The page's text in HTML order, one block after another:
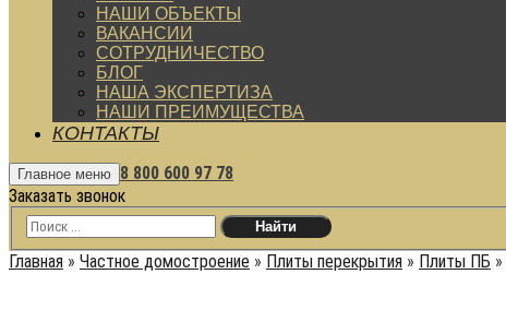
НАШИ ОБЪЕКТЫ
ВАКАНСИИ
СОТРУДНИЧЕСТВО
БЛОГ
НАША ЭКСПЕРТИЗА
НАШИ ПРЕИМУЩЕСТВА
КОНТАКТЫ
Главное меню 8 800 600 97 78
Заказать звонок
Главная » Частное домостроение » Плиты перекрытия » Плиты ПБ »